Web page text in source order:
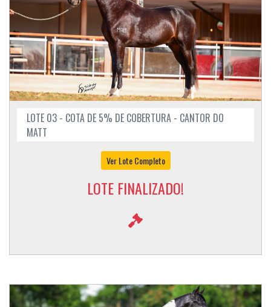
LOTE 03 - COTA DE 5% DE COBERTURA - CANTOR DO
MATT
Ver Lote Completo
LOTE FINALIZADO!